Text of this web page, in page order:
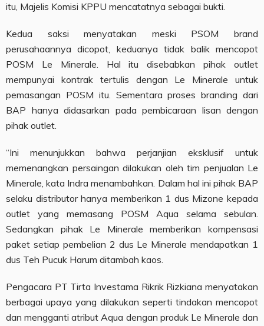
itu, Majelis Komisi KPPU mencatatnya sebagai bukti.
Kedua saksi menyatakan meski PSOM brand
perusahaannya dicopot, keduanya tidak balik mencopot
POSM Le Minerale. Hal itu disebabkan pihak outlet
mempunyai kontrak tertulis dengan Le Minerale untuk
pemasangan POSM itu. Sementara proses branding dari
BAP hanya didasarkan pada pembicaraan lisan dengan
pihak outlet.
“Ini menunjukkan bahwa perjanjian eksklusif untuk
memenangkan persaingan dilakukan oleh tim penjualan Le
Minerale, kata Indra menambahkan. Dalam hal ini pihak BAP
selaku distributor hanya memberikan 1 dus Mizone kepada
outlet yang memasang POSM Aqua selama sebulan.
Sedangkan pihak Le Minerale memberikan kompensasi
paket setiap pembelian 2 dus Le Minerale mendapatkan 1
dus Teh Pucuk Harum ditambah kaos.
Pengacara PT Tirta Investama Rikrik Rizkiana menyatakan
berbagai upaya yang dilakukan seperti tindakan mencopot
dan mengganti atribut Aqua dengan produk Le Minerale dan